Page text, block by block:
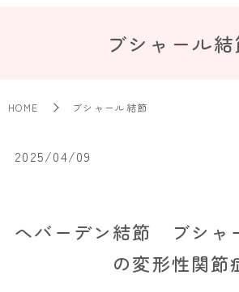
ブシャール結
HOME ブシャール結節
2025/04/09
へバーデン結節 ブシ
の変形性関節